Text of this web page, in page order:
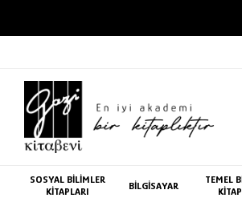
SOSYAL BİLİMLER
KİTAPLARI
BİLGİSAYAR
TEMEL